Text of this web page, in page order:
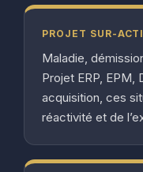
PROJET SUR-
Maladie,
Projet ERP, EPM,
acquisition, ces
réactivité et de